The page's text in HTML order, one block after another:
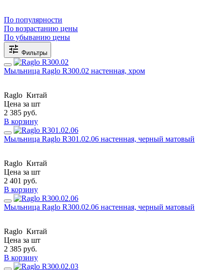
По популярности
По возрастанию цены
По убыванию цены
Фильтры
Мыльница Raglo R300.02 настенная, хром
Raglo Китай
Цена за шт
2 385 руб.
В корзину
Мыльница Raglo R301.02.06 настенная, черный матовый
Raglo Китай
Цена за шт
2 401 руб.
В корзину
Мыльница Raglo R300.02.06 настенная, черный матовый
Raglo Китай
Цена за шт
2 385 руб.
В корзину